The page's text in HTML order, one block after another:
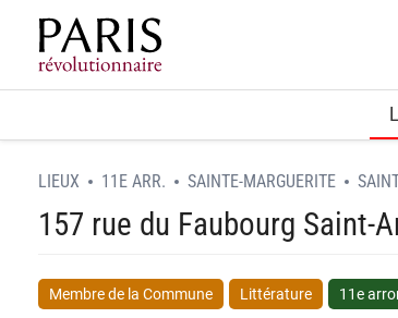
Home
LIEUX 11E ARR. SAINTE-MARGUERITE
157 rue du Faubourg Saint-
Membre de la Commune Littérature 11e